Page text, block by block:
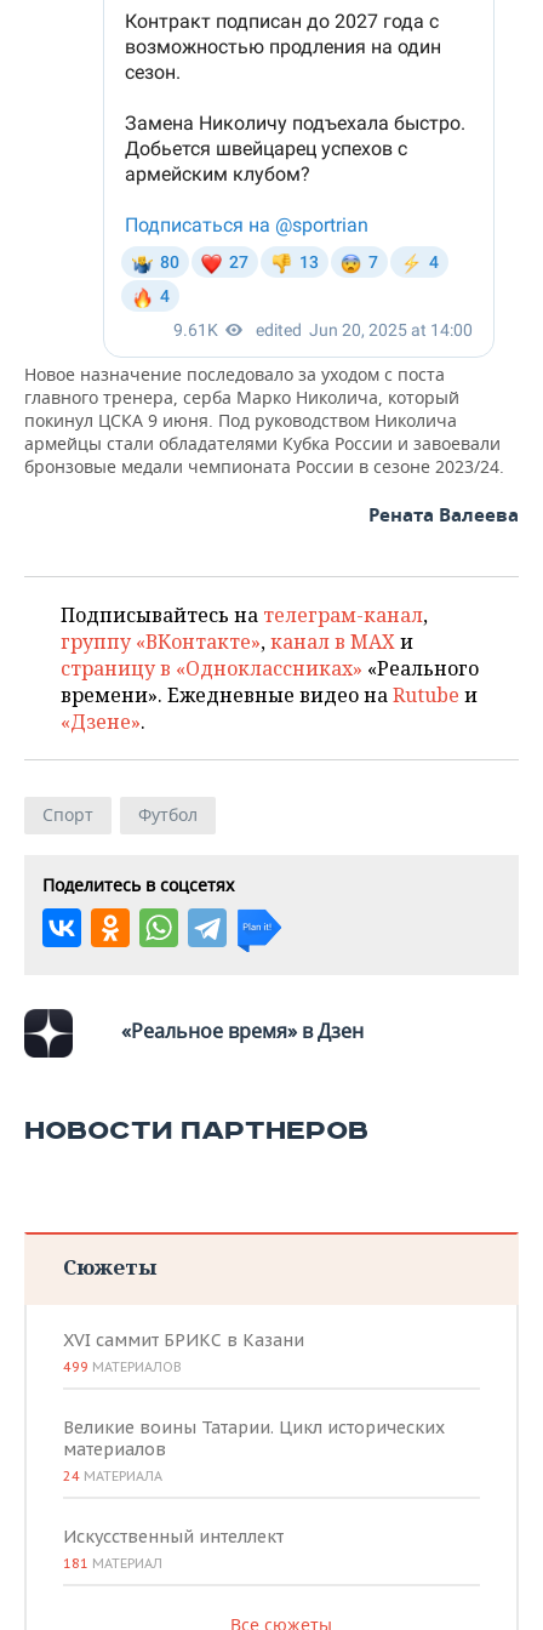
Новое назначение последовало за уходом с поста
главного тренера, серба Марко Николича, который
покинул ЦСКА 9 июня. Под руководством Николича
армейцы стали обладателями Кубка России и завоевали
бронзовые медали чемпионата России в сезоне 2023/24.
Рената Валеева
Подписывайтесь на телеграм-канал,
группу «ВКонтакте»,канал в MAXи
страницу в «Одноклассниках» «Реального
времени». Ежедневные видео наRutube и
«Дзене».
Спорт Футбол
Поделитесь в соцсетях
«Реальное время» в Дзен
НОВОСТИ ПАРТНЕРОВ
Сюжеты
XVI саммит БРИКС в Казани
499 МАТЕРИАЛОВ
Великие воины Татарии. Цикл исторических
материалов
24 МАТЕРИАЛА
Искусственный интеллект
181 МАТЕРИАЛ
Все сюжеты